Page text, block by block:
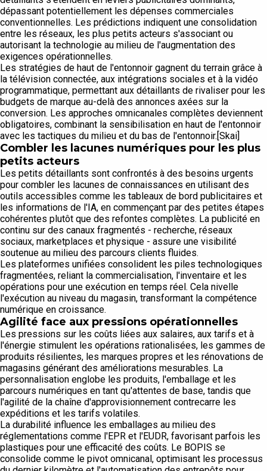
dépassant potentiellement les dépenses commerciales
conventionnelles. Les prédictions indiquent une consolidation
entre les réseaux, les plus petits acteurs s'associant ou
autorisant la technologie au milieu de l'augmentation des
exigences opérationnelles.
Les stratégies de haut de l'entonnoir gagnent du terrain grâce à
la télévision connectée, aux intégrations sociales et à la vidéo
programmatique, permettant aux détaillants de rivaliser pour les
budgets de marque au-delà des annonces axées sur la
conversion. Les approches omnicanales complètes deviennent
obligatoires, combinant la sensibilisation en haut de l'entonnoir
avec les tactiques du milieu et du bas de l'entonnoir.[Skai]
Combler les lacunes numériques pour les plus
petits acteurs
Les petits détaillants sont confrontés à des besoins urgents
pour combler les lacunes de connaissances en utilisant des
outils accessibles comme les tableaux de bord publicitaires et
les informations de l'IA, en commençant par des petites étapes
cohérentes plutôt que des refontes complètes. La publicité en
continu sur des canaux fragmentés - recherche, réseaux
sociaux, marketplaces et physique - assure une visibilité
soutenue au milieu des parcours clients fluides.
Les plateformes unifiées consolident les piles technologiques
fragmentées, reliant la commercialisation, l'inventaire et les
opérations pour une exécution en temps réel. Cela nivelle
l'exécution au niveau du magasin, transformant la compétence
numérique en croissance.
Agilité face aux pressions opérationnelles
Les pressions sur les coûts liées aux salaires, aux tarifs et à
l'énergie stimulent les opérations rationalisées, les gammes de
produits résilientes, les marques propres et les rénovations de
magasins générant des améliorations mesurables. La
personnalisation englobe les produits, l'emballage et les
parcours numériques en tant qu'attentes de base, tandis que
l'agilité de la chaîne d'approvisionnement contrecarre les
expéditions et les tarifs volatiles.
La durabilité influence les emballages au milieu des
réglementations comme l'EPR et l'EUDR, favorisant parfois les
plastiques pour une efficacité des coûts. Le BOPIS se
consolide comme le pivot omnicanal, optimisant les processus